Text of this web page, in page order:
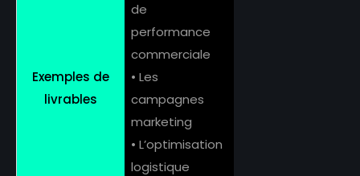
Exemples de
livrables
de
performance
commerciale
• Les
campagnes
marketing
• L’optimisation
logistique